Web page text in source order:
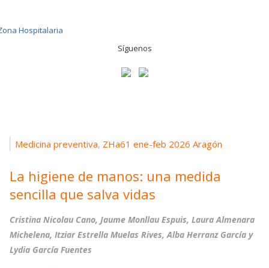
Síguenos
Medicina preventiva, ZHa61 ene-feb 2026 Aragón
La higiene de manos: una medida
sencilla que salva vidas
Cristina Nicolau Cano, Jaume Monllau Espuis, Laura Almenara
Michelena, Itziar Estrella Muelas Rives, Alba Herranz García y
Lydia García Fuentes